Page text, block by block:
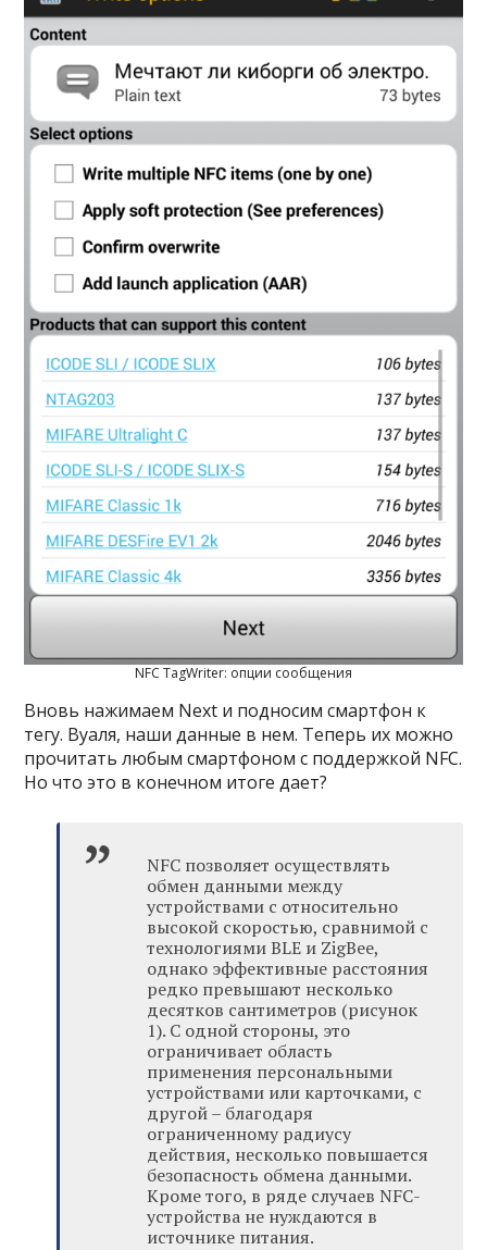
NFC TagWriter: опции сообщения
Вновь нажимаем Next и подносим смартфон к
тегу. Вуаля, наши данные в нем. Теперь их можно
прочитать любым смартфоном с поддержкой NFC.
Но что это в конечном итоге дает?
NFC позволяет осуществлять
обмен данными между
устройствами с относительно
высокой скоростью, сравнимой с
технологиями BLE и ZigBee,
однако эффективные расстояния
редко превышают несколько
десятков сантиметров (рисунок
1). С одной стороны, это
ограничивает область
применения персональными
устройствами или карточками, с
другой – благодаря
ограниченному радиусу
действия, несколько повышается
безопасность обмена данными.
Кроме того, в ряде случаев NFC-
устройства не нуждаются в
источнике питания.